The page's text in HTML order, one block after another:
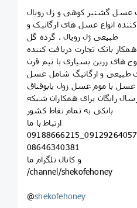
عسل گشنیز کوهی و ژل رویال
انواع عسل های ارگانیک و
طبیعی ژل رویال . گرده گل
بانک تجارت دریافت کننده
های زرین بسیاری با نیم قرن
طبیعی و ارگانیگ شامل عسل
با موم عسل زول یابوقناق
رایگان برای همکاران شبکه
بانکی به تمام نقاط کشور
ارتباط با ما
09188666215_09129264057
08646340381
و کانال تلگرام ما
/channel/shekofehoney
@shekofehoney